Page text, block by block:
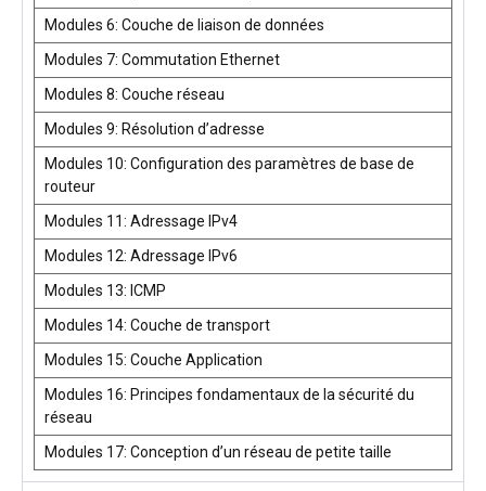
Modules 6: Couche de liaison de données
Modules 7: Commutation Ethernet
Modules 8: Couche réseau
Modules 9: Résolution d’adresse
Modules 10: Configuration des paramètres de base de
routeur
Modules 11: Adressage IPv4
Modules 12: Adressage IPv6
Modules 13: ICMP
Modules 14: Couche de transport
Modules 15: Couche Application
Modules 16: Principes fondamentaux de la sécurité du
réseau
Modules 17: Conception d’un réseau de petite taille